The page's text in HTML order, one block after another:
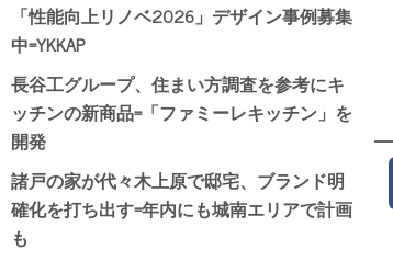
「性能向上リノベ2026」デザイン事例募集
中=YKKAP
長谷工グループ、住まい方調査を参考にキ
ッチンの新商品=「ファミーレキッチン」を
開発
諸戸の家が代々木上原で邸宅、ブランド明
確化を打ち出す=年内にも城南エリアで計画
も